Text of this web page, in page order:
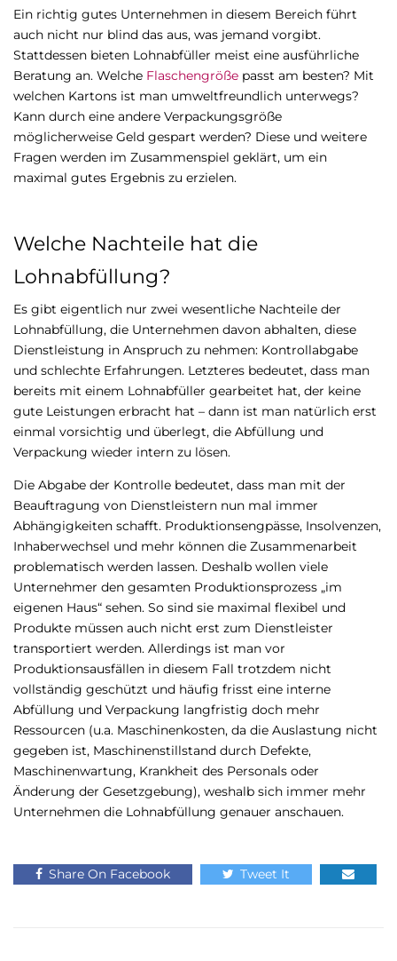
Ein richtig gutes Unternehmen in diesem Bereich führt
auch nicht nur blind das aus, was jemand vorgibt.
Stattdessen bieten Lohnabfüller meist eine ausführliche
Beratung an. Welche Flaschengröße passt am besten? Mit
welchen Kartons ist man umweltfreundlich unterwegs?
Kann durch eine andere Verpackungsgröße
möglicherweise Geld gespart werden? Diese und weitere
Fragen werden im Zusammenspiel geklärt, um ein
maximal gutes Ergebnis zu erzielen.
Welche Nachteile hat die
Lohnabfüllung?
Es gibt eigentlich nur zwei wesentliche Nachteile der
Lohnabfüllung, die Unternehmen davon abhalten, diese
Dienstleistung in Anspruch zu nehmen: Kontrollabgabe
und schlechte Erfahrungen. Letzteres bedeutet, dass man
bereits mit einem Lohnabfüller gearbeitet hat, der keine
gute Leistungen erbracht hat – dann ist man natürlich erst
einmal vorsichtig und überlegt, die Abfüllung und
Verpackung wieder intern zu lösen.
Die Abgabe der Kontrolle bedeutet, dass man mit der
Beauftragung von Dienstleistern nun mal immer
Abhängigkeiten schafft. Produktionsengpässe, Insolvenzen,
Inhaberwechsel und mehr können die Zusammenarbeit
problematisch werden lassen. Deshalb wollen viele
Unternehmer den gesamten Produktionsprozess „im
eigenen Haus“ sehen. So sind sie maximal flexibel und
Produkte müssen auch nicht erst zum Dienstleister
transportiert werden. Allerdings ist man vor
Produktionsausfällen in diesem Fall trotzdem nicht
vollständig geschützt und häufig frisst eine interne
Abfüllung und Verpackung langfristig doch mehr
Ressourcen (u.a. Maschinenkosten, da die Auslastung nicht
gegeben ist, Maschinenstillstand durch Defekte,
Maschinenwartung, Krankheit des Personals oder
Änderung der Gesetzgebung), weshalb sich immer mehr
Unternehmen die Lohnabfüllung genauer anschauen.
Share On Facebook Tweet It